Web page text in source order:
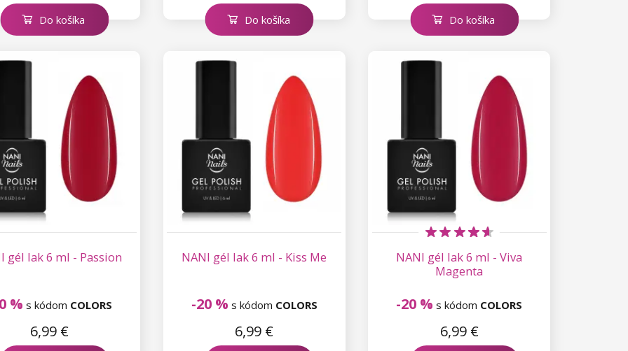
Do košíka Do košíka Do košíka
gél lak 6 ml - Passion
% s kódom COLORS
6,99 €
NANI gél lak 6 ml - Kiss Me
-20 % s kódom COLORS
6,99 €
NANI gél lak 6 ml - Viva
Magenta
-20 % s kódom COLORS
6,99 €